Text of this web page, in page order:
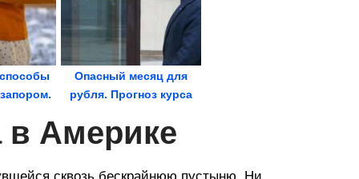
Опасный месяц для
рубля. Прогноз курса
в Америке